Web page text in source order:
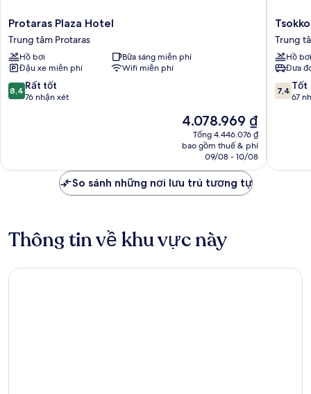
Protaras
Plaza
Hotel
Trung
tâm
Protaras
Protaras Plaza Hotel
Trung tâm Protaras
Hồ bơi
Bữa sáng miễn phí
Đậu xe miễn phí
Wifi miễn phí
8.4
trên
xét
8,4 Rất tốt
76 nhận xét
Giá
hiện
tại
4.078.969 ₫
4.078.969 ₫
Tổng 4.446.076 ₫
bao gồm thuế & phí
09/08 - 10/08
Tsokkos
Protaras
Hotel
Trung
tâm
Protaras
Trung
Hồ bơi
Đưa
7.4
trên
7,4 Tốt
67
So sánh những nơi lưu trú tương tự
Thông tin về khu vực này